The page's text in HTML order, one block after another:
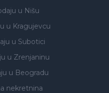
u Nišu
u Kragujevcu
u Subotici
u Zrenjaninu
u Beogradu
nekretnina